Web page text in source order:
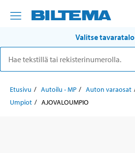
Valitse tavaratalo
Etusivu Autoilu - MP Auton varaosat
Umpiot
AJOVALOUMPIO